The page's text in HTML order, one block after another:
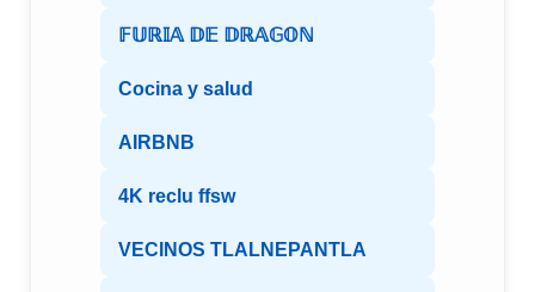
𝔽𝕌ℝ𝕀𝔸 𝔻𝔼 𝔻ℝ𝔸𝔾𝕆ℕ
Cocina y salud
AIRBNB
4K reclu ffsw
VECINOS TLALNEPANTLA